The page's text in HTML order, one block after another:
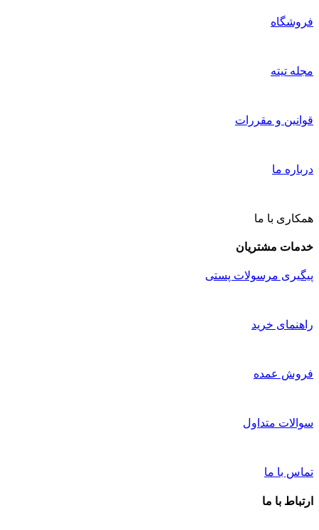
فروشگاه
مجله تیته
قوانین و مقررات
درباره ما
همکاری با ما
خدمات مشتریان
پیگیری مرسولات پستی
راهنمای خرید
فروش عمده
سوالات متداول
تماس با ما
ارتباط با ما